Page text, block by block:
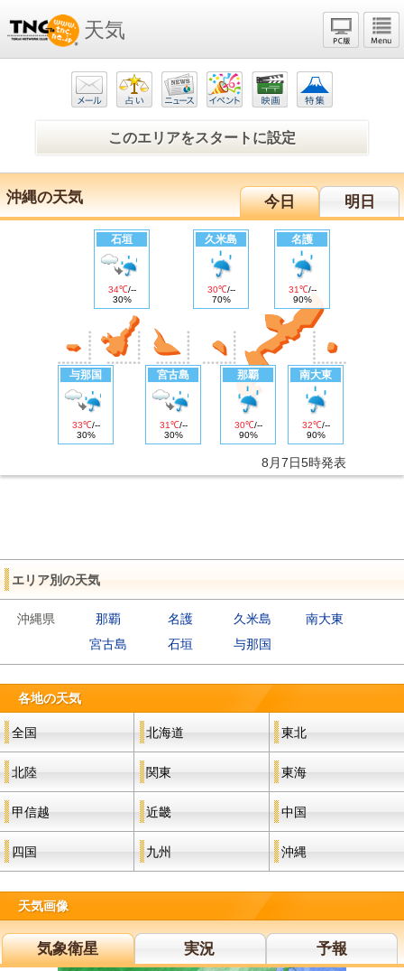
天気
このエリアをスタートに設定
沖縄の天気 今日 明日
8月7日5時発表
那覇
30℃/--
90%
名護
31℃/--
90%
久米島
30℃/--
70%
南大東
32℃/--
90%
宮古島
31℃/--
30%
石垣
34℃/--
30%
与那国
33℃/--
30%
エリア別の天気
沖縄県 那覇 名護 久米島
南大東
宮古島
石垣 与那国
各地の天気
全国 北海道 東北
北陸 関東 東海
甲信越 近畿 中国
四国 九州 沖縄
天気画像
気象衛星 実況 予報